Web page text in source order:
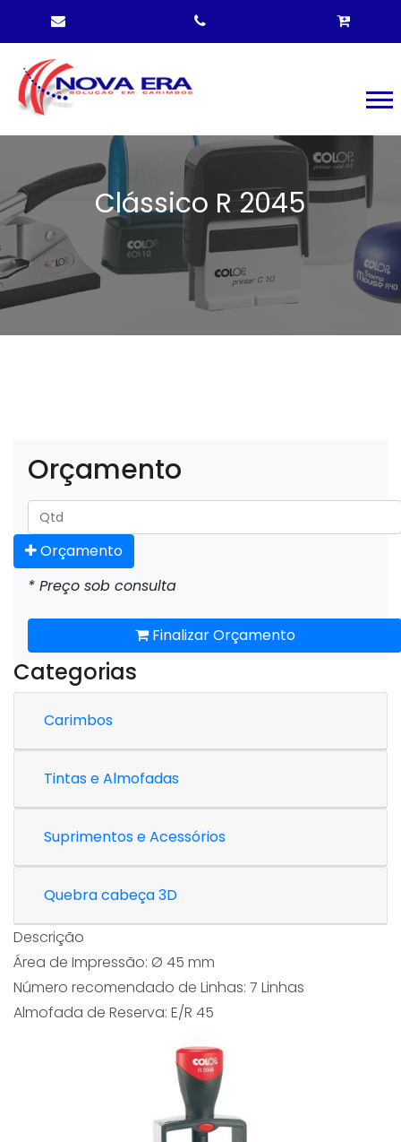
Clássico R 2045
Orçamento
Orçamento
* Preço sob consulta
Finalizar Orçamento
Categorias
Carimbos
Tintas e Almofadas
Suprimentos e Acessórios
Quebra cabeça 3D
Descrição
Área de Impressão: Ø 45 mm
Número recomendado de Linhas: 7 Linhas
Almofada de Reserva: E/R 45